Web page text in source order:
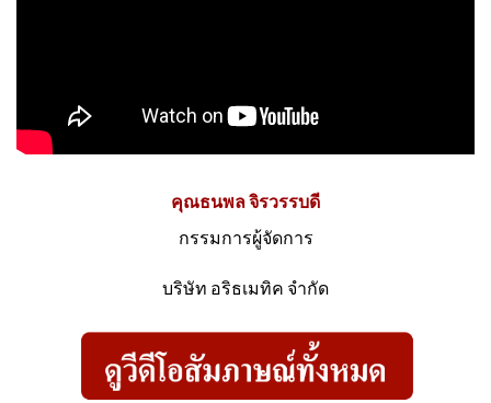
คุณธนพล จิรวรรบดี
กรรมการผู้จัดการ
บริษัท อริธเมทิค จำกัด